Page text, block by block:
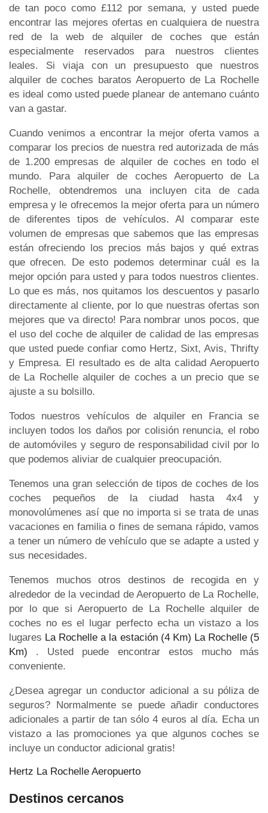
de tan poco como £112 por semana, y usted puede
encontrar las mejores ofertas en cualquiera de nuestra
red de la web de alquiler de coches que están
especialmente reservados para nuestros clientes
leales. Si viaja con un presupuesto que nuestros
alquiler de coches baratos Aeropuerto de La Rochelle
es ideal como usted puede planear de antemano cuánto
van a gastar.
Cuando venimos a encontrar la mejor oferta vamos a
comparar los precios de nuestra red autorizada de más
de 1.200 empresas de alquiler de coches en todo el
mundo. Para alquiler de coches Aeropuerto de La
Rochelle, obtendremos una incluyen cita de cada
empresa y le ofrecemos la mejor oferta para un número
de diferentes tipos de vehículos. Al comparar este
volumen de empresas que sabemos que las empresas
están ofreciendo los precios más bajos y qué extras
que ofrecen. De esto podemos determinar cuál es la
mejor opción para usted y para todos nuestros clientes.
Lo que es más, nos quitamos los descuentos y pasarlo
directamente al cliente, por lo que nuestras ofertas son
mejores que va directo! Para nombrar unos pocos, que
el uso del coche de alquiler de calidad de las empresas
que usted puede confiar como Hertz, Sixt, Avis, Thrifty
y Empresa. El resultado es de alta calidad Aeropuerto
de La Rochelle alquiler de coches a un precio que se
ajuste a su bolsillo.
Todos nuestros vehículos de alquiler en Francia se
incluyen todos los daños por colisión renuncia, el robo
de automóviles y seguro de responsabilidad civil por lo
que podemos aliviar de cualquier preocupación.
Tenemos una gran selección de tipos de coches de los
coches pequeños de la ciudad hasta 4x4 y
monovolúmenes así que no importa si se trata de unas
vacaciones en familia o fines de semana rápido, vamos
a tener un número de vehículo que se adapte a usted y
sus necesidades.
Tenemos muchos otros destinos de recogida en y
alrededor de la vecindad de Aeropuerto de La Rochelle,
por lo que si Aeropuerto de La Rochelle alquiler de
coches no es el lugar perfecto echa un vistazo a los
lugares La Rochelle a la estación (4 Km) La Rochelle (5
Km) . Usted puede encontrar estos mucho más
conveniente.
¿Desea agregar un conductor adicional a su póliza de
seguros? Normalmente se puede añadir conductores
adicionales a partir de tan sólo 4 euros al día. Echa un
vistazo a las promociones ya que algunos coches se
incluye un conductor adicional gratis!
Hertz La Rochelle Aeropuerto
Destinos cercanos